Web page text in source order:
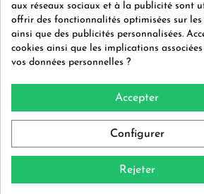
SALON 4 PLACES
DESIGN
Prix
de
base
5 690 € Prix
5 490 €
aux réseaux sociaux et à la publicité sont
offrir des fonctionnalités optimisées sur les
ainsi que des publicités personnalisées.
cookies ainsi que les implications
vos données personnelles ?
Accepter
Configurer
Rejeter